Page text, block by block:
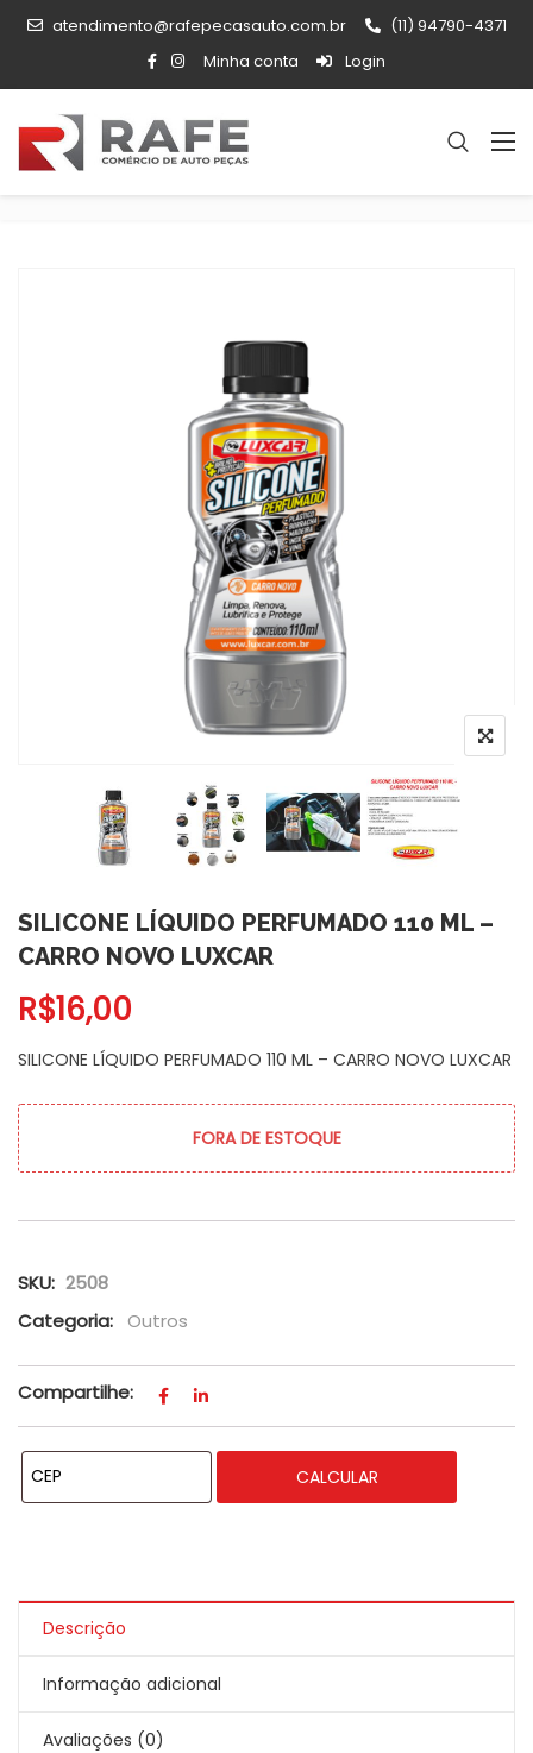
atendimento@rafepecasauto.com.br
(11) 94790-4371
Minha conta
Login
SILICONE LÍQUIDO PERFUMADO 110 ML –
CARRO NOVO LUXCAR
R$16,00
SILICONE LÍQUIDO PERFUMADO 110 ML – CARRO NOVO LUXCAR
FORA DE ESTOQUE
SKU: 2508
Categoria:
Outros
Compartilhe:
CALCULAR
Descrição
Informação adicional
Avaliações (0)